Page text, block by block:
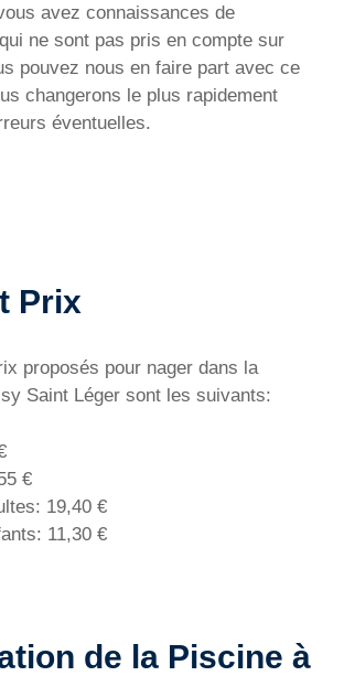
avez connaissances de
ne sont pas pris en compte sur
pouvez nous en faire part avec ce
changerons le plus rapidement
éventuelles.
Prix
proposés pour nager dans la
Saint Léger sont les suivants:
€
19,40 €
11,30 €
de la Piscine à